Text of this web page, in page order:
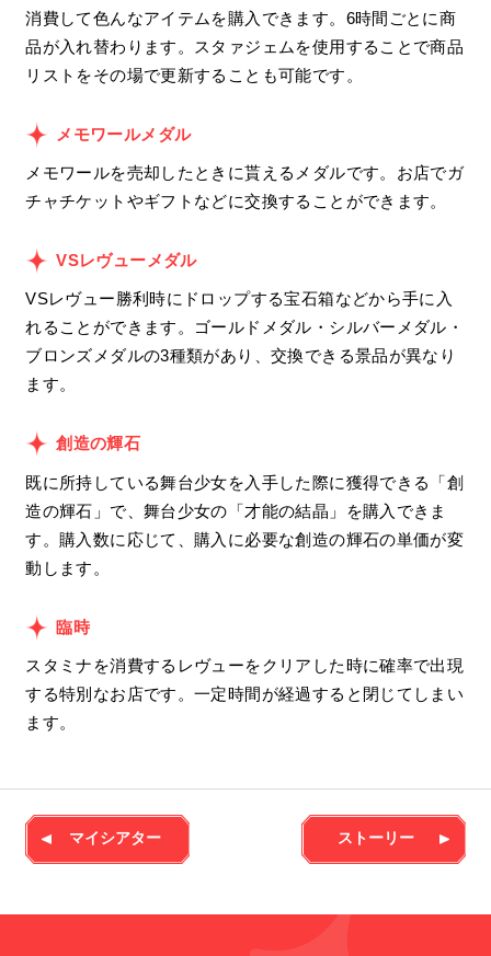
消費して色んなアイテムを購入できます。6時間ごとに商
品が入れ替わります。スタァジェムを使用することで商品
リストをその場で更新することも可能です。
メモワールメダル
メモワールを売却したときに貰えるメダルです。お店でガ
チャチケットやギフトなどに交換することができます。
VSレヴューメダル
VSレヴュー勝利時にドロップする宝石箱などから手に入
れることができます。ゴールドメダル・シルバーメダル・
ブロンズメダルの3種類があり、交換できる景品が異なり
ます。
創造の輝石
既に所持している舞台少女を入手した際に獲得できる「創
造の輝石」で、舞台少女の「才能の結晶」を購入できま
す。購入数に応じて、購入に必要な創造の輝石の単価が変
動します。
臨時
スタミナを消費するレヴューをクリアした時に確率で出現
する特別なお店です。一定時間が経過すると閉じてしまい
ます。
マイシアター ストーリー